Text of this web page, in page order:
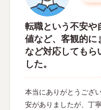
転職という不安や
値など、客観的に
など対応してもら
した。
本当にありがとうござ
安がありましたが、丁